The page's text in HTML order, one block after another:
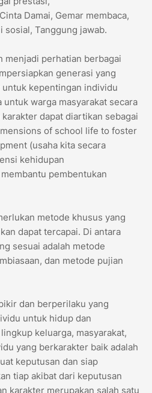
Damai, Gemar membaca,
sosial, Tanggung jawab.
menjadi perhatian berbagai
generasi yang
kepentingan individu
warga masyarakat secara
dapat diartikan sebagai
of school life to foster
(usaha kita secara
kehidupan
pembentukan
metode khusus yang
dapat tercapai. Di antara
sesuai adalah metode
dan metode pujian
dan berperilaku yang
untuk hidup dan
keluarga, masyarakat,
yang berkarakter baik adalah
keputusan dan siap
tiap akibat dari keputusan
karakter merupakan salah satu